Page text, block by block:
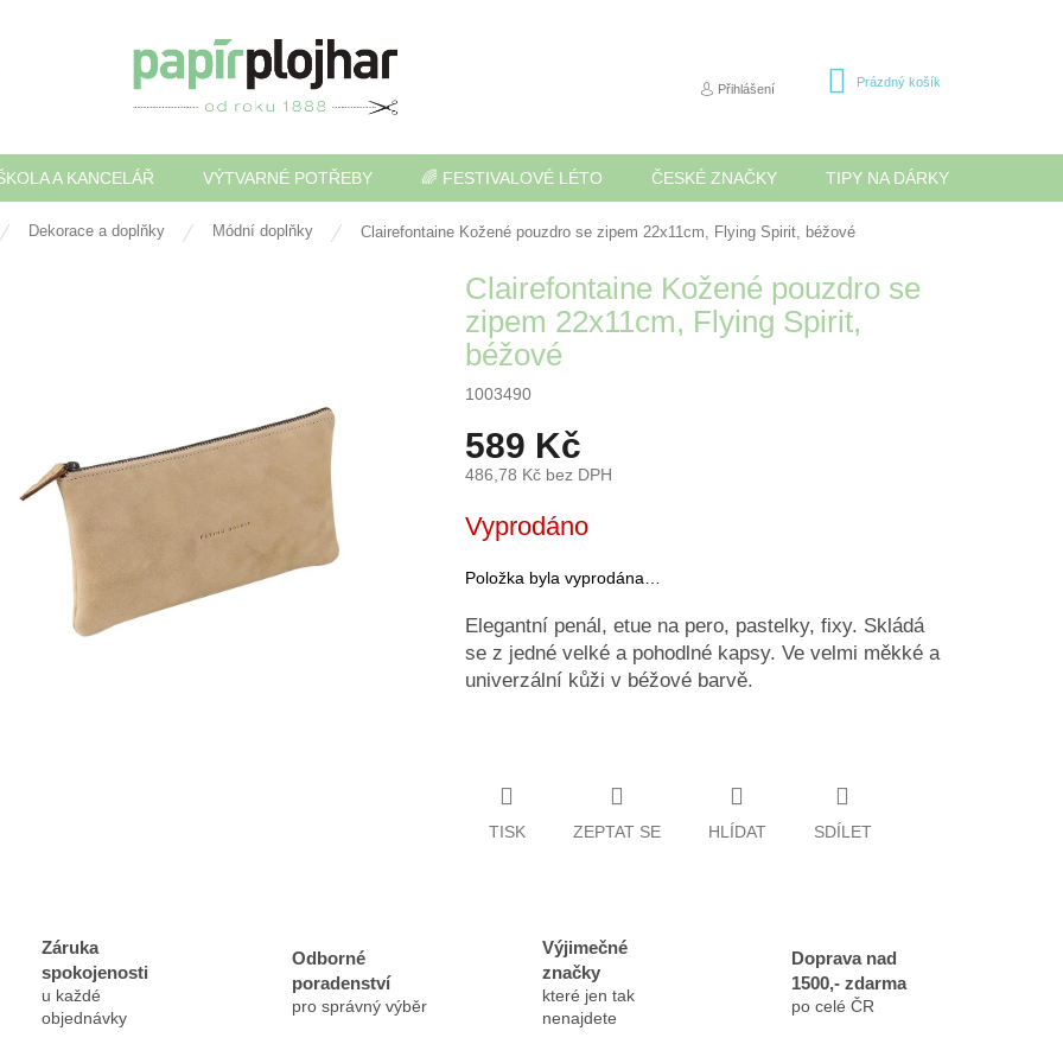
Přihlášení
NÁKUPNÍ
Prázdný košík
A KANCELÁŘ VÝTVARNÉ POTŘEBY 🌈 FESTIVALOVÉ LÉTO ČESKÉ ZNAČKY TIPY NA DÁRKY
Dekorace a doplňky Módní doplňky Clairefontaine Kožené pouzdro se zipem 22x11cm, Flying Spirit, béžové
Clairefontaine Kožené pouzdro se
zipem 22x11cm, Flying Spirit,
béžové
1003490
589 Kč
486,78 Kč bez DPH
cena:
Vyprodáno
Položka byla vyprodána…
Elegantní penál, etue na pero, pastelky, fixy. Skládá
se z jedné velké a pohodlné kapsy. Ve velmi měkké a
univerzální kůži v béžové barvě.
TISK ZEPTAT SE HLÍDAT SDÍLET
Záruka
spokojenosti
u každé
objednávky
Odborné
poradenství
pro správný výběr
Výjimečné
značky
které jen tak
nenajdete
Doprava nad
1500,- zdarma
po celé ČR